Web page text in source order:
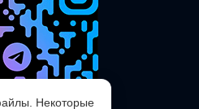
Некоторые